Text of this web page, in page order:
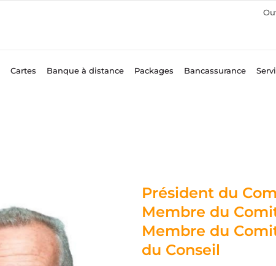
Cartes Banque à distance Packages Bancassurance
Président du
Membre du
Membre du
du Conseil